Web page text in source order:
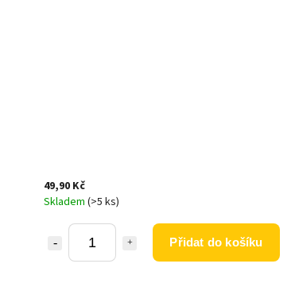
49,90 Kč
Skladem (>5 ks)
Přidat do košíku